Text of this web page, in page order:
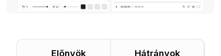
Előnyök Hátrányok